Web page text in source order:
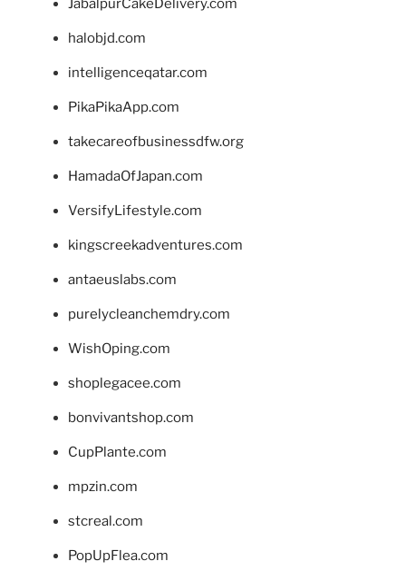
JabalpurCakeDelivery.com
halobjd.com
intelligenceqatar.com
PikaPikaApp.com
takecareofbusinessdfw.org
HamadaOfJapan.com
VersifyLifestyle.com
kingscreekadventures.com
antaeuslabs.com
purelycleanchemdry.com
WishOping.com
shoplegacee.com
bonvivantshop.com
CupPlante.com
mpzin.com
stcreal.com
PopUpFlea.com